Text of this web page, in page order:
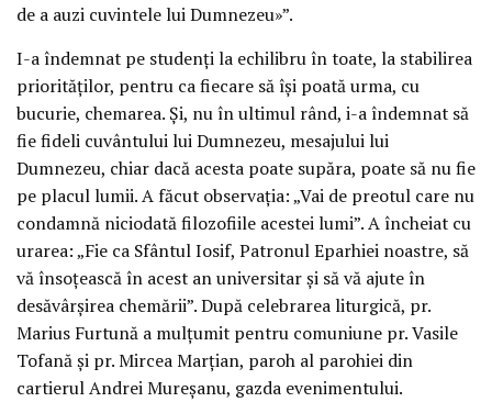
de a auzi cuvintele lui Dumnezeu»”.
I-a îndemnat pe studenți la echilibru în toate, la stabilirea
priorităților, pentru ca fiecare să își poată urma, cu
bucurie, chemarea. Și, nu în ultimul rând, i-a îndemnat să
fie fideli cuvântului lui Dumnezeu, mesajului lui
Dumnezeu, chiar dacă acesta poate supăra, poate să nu fie
pe placul lumii. A făcut observația: „Vai de preotul care nu
condamnă niciodată filozofiile acestei lumi”. A încheiat cu
urarea: „Fie ca Sfântul Iosif, Patronul Eparhiei noastre, să
vă însoțească în acest an universitar și să vă ajute în
desăvârșirea chemării”. După celebrarea liturgică, pr.
Marius Furtună a mulțumit pentru comuniune pr. Vasile
Tofană și pr. Mircea Marțian, paroh al parohiei din
cartierul Andrei Mureșanu, gazda evenimentului.